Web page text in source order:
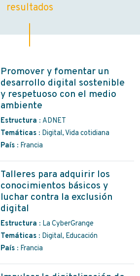
resultados
Promover y fomentar un
desarrollo digital sostenible
y respetuoso con el medio
ambiente
Estructura :ADNET
Temáticas : Digital, Vida cotidiana
País : Francia
Talleres para adquirir los
conocimientos básicos y
luchar contra la exclusión
digital
Estructura : La CyberGrange
Temáticas : Digital, Educación
País : Francia